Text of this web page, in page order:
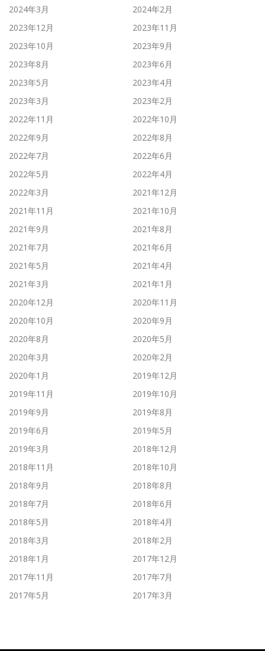
2024年3月
2024年2月
2023年12月
2023年11月
2023年10月
2023年9月
2023年8月
2023年6月
2023年5月
2023年4月
2023年3月
2023年2月
2022年11月
2022年10月
2022年9月
2022年8月
2022年7月
2022年6月
2022年5月
2022年4月
2022年3月
2021年12月
2021年11月
2021年10月
2021年9月
2021年8月
2021年7月
2021年6月
2021年5月
2021年4月
2021年3月
2021年1月
2020年12月
2020年11月
2020年10月
2020年9月
2020年8月
2020年5月
2020年3月
2020年2月
2020年1月
2019年12月
2019年11月
2019年10月
2019年9月
2019年8月
2019年6月
2019年5月
2019年3月
2018年12月
2018年11月
2018年10月
2018年9月
2018年8月
2018年7月
2018年6月
2018年5月
2018年4月
2018年3月
2018年2月
2018年1月
2017年12月
2017年11月
2017年7月
2017年5月
2017年3月